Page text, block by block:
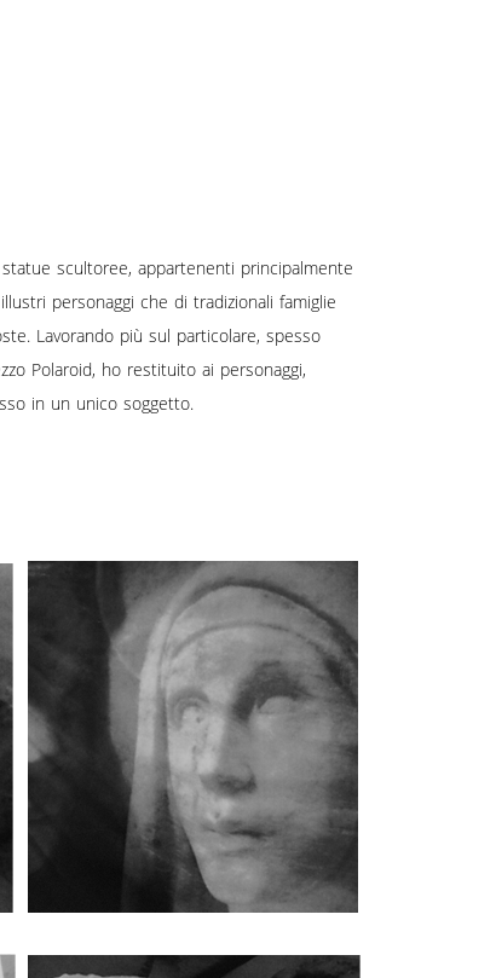
scultoree, appartenenti principalmente
personaggi che di tradizionali famiglie
Lavorando più sul particolare, spesso
Polaroid, ho restituito ai personaggi,
in un unico soggetto.